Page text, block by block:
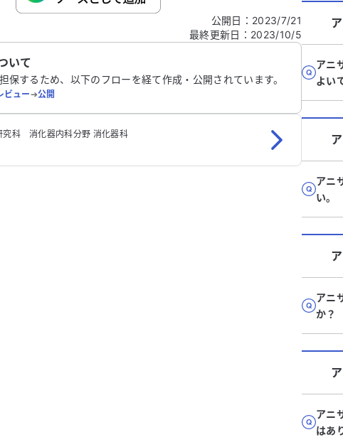
公開日 ： 2023/7/21
最終更新日 ： 2023/10/5
いて
保するため、以下のフローを経て作成・公開されています。
ビュー➔公開
究科 消化器内科分野 消化器科
アニ
よい
アニ
い。
アニ
か？
アニ
はあ